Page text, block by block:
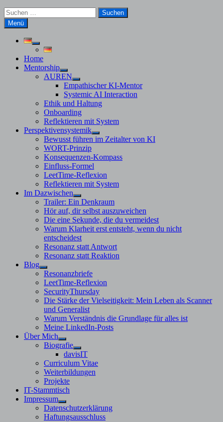
Suchen
nach:
Menü
Untermenü
anzeigen
Home
Mentorship
Untermenü
anzeigen
AUREN
Untermenü
anzeigen
Empathischer KI-Mentor
Systemic AI Interaction
Ethik und Haltung
Onboarding
Reflektieren mit System
Perspektivensystemik
Untermenü
anzeigen
Bewusst führen im Zeitalter von KI
WORT-Prinzip
Konsequenzen-Kompass
Einfluss-Formel
LeetTime-Reflexion
Reflektieren mit System
Im Dazwischen
Untermenü
anzeigen
Trailer: Ein Denkraum
Hör auf, dir selbst auszuweichen
Die eine Sekunde, die du vermeidest
Warum Klarheit erst entsteht, wenn du nicht
entscheidest
Resonanz statt Antwort
Resonanz statt Reaktion
Blog
Untermenü
anzeigen
Resonanzbriefe
LeetTime-Reflexion
SecurityThursday
Die Stärke der Vielseitigkeit: Mein Leben als Scanner
und Generalist
Warum Verständnis die Grundlage für alles ist
Meine LinkedIn-Posts
Über Mich
Untermenü
anzeigen
Biografie
Untermenü
anzeigen
davisIT
Curriculum Vitae
Weiterbildungen
Projekte
IT-Stammtisch
Impressum
Untermenü
anzeigen
Datenschutzerklärung
Haftungsausschluss